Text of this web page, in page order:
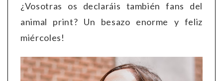
¿Vosotras os declaráis también fans del
animal print? Un besazo enorme y feliz
miércoles!